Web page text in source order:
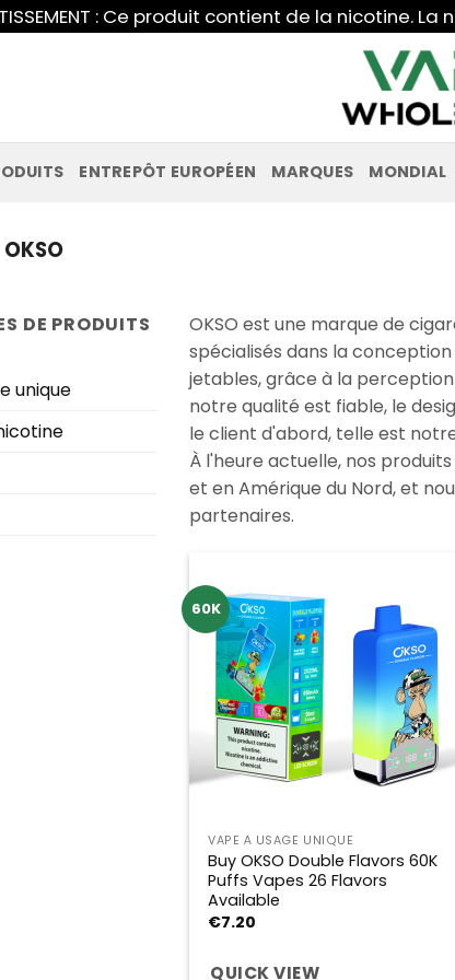
: Ce produit contient de la nicotine.
ENTREPÔT EUROPÉEN MARQUES MONDIAL
OKSO
DE PRODUITS
unique
OKSO est une marque de
spécialisés dans la
jetables, grâce à la
notre qualité est fiable, le
le client d'abord, telle est
À l'heure actuelle, nos
et en Amérique du Nord, et
partenaires.
60K
VAPE À USAGE UNIQUE
Buy OKSO Double Flavors 60K
Puffs Vapes 26 Flavors
Available
€7.20
QUICK VIEW